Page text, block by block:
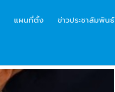
แผนที่ตั้ง ข่าวประชาสัมพันธ์